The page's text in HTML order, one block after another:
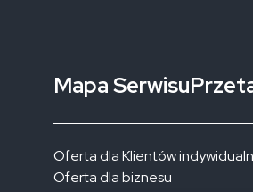
Mapa Serwisu
Oferta dla Klientów
Oferta dla biznesu